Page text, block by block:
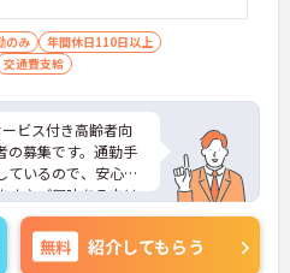
のみ
年間休日110日以上
交通費支給
ビス付き高齢者向
の募集です。通勤手
ているので、安心し
す♪ご興味ある方は
で、お気軽にご連絡
無料 紹介してもらう